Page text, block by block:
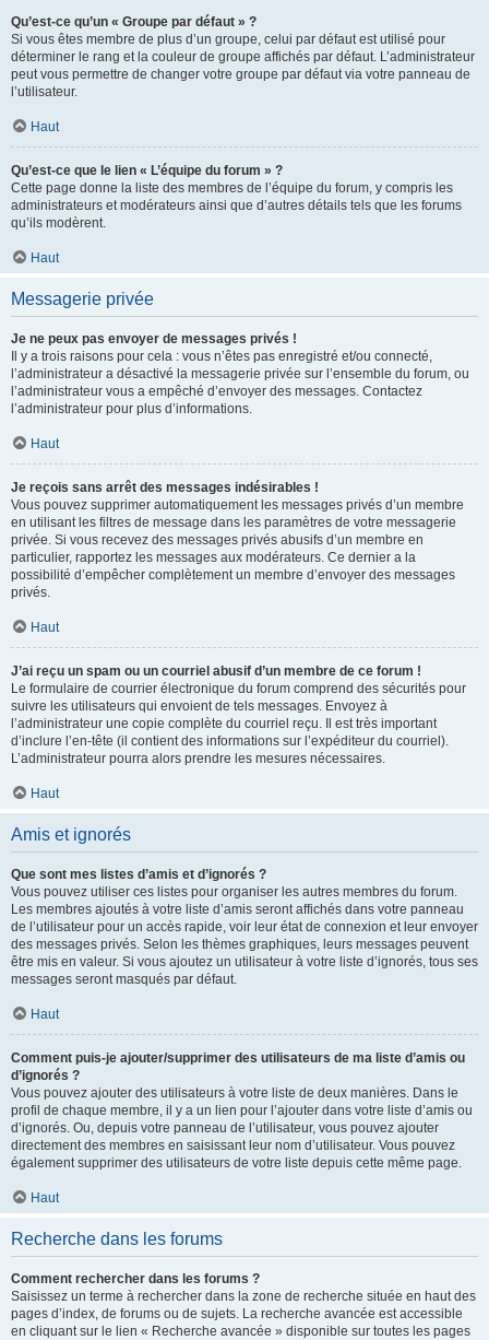
Qu’est-ce qu’un « Groupe par défaut » ?
Si vous êtes membre de plus d’un groupe, celui par défaut est utilisé pour
déterminer le rang et la couleur de groupe affichés par défaut. L’administrateur
peut vous permettre de changer votre groupe par défaut via votre panneau de
l’utilisateur.
Haut
Qu’est-ce que le lien « L’équipe du forum » ?
Cette page donne la liste des membres de l’équipe du forum, y compris les
administrateurs et modérateurs ainsi que d’autres détails tels que les forums
qu’ils modèrent.
Haut
Messagerie privée
Je ne peux pas envoyer de messages privés !
Il y a trois raisons pour cela : vous n’êtes pas enregistré et/ou connecté,
l’administrateur a désactivé la messagerie privée sur l’ensemble du forum, ou
l’administrateur vous a empêché d’envoyer des messages. Contactez
l’administrateur pour plus d’informations.
Haut
Je reçois sans arrêt des messages indésirables !
Vous pouvez supprimer automatiquement les messages privés d’un membre
en utilisant les filtres de message dans les paramètres de votre messagerie
privée. Si vous recevez des messages privés abusifs d’un membre en
particulier, rapportez les messages aux modérateurs. Ce dernier a la
possibilité d’empêcher complètement un membre d’envoyer des messages
privés.
Haut
J’ai reçu un spam ou un courriel abusif d’un membre de ce forum !
Le formulaire de courrier électronique du forum comprend des sécurités pour
suivre les utilisateurs qui envoient de tels messages. Envoyez à
l’administrateur une copie complète du courriel reçu. Il est très important
d’inclure l’en-tête (il contient des informations sur l’expéditeur du courriel).
L’administrateur pourra alors prendre les mesures nécessaires.
Haut
Amis et ignorés
Que sont mes listes d’amis et d’ignorés ?
Vous pouvez utiliser ces listes pour organiser les autres membres du forum.
Les membres ajoutés à votre liste d’amis seront affichés dans votre panneau
de l’utilisateur pour un accès rapide, voir leur état de connexion et leur envoyer
des messages privés. Selon les thèmes graphiques, leurs messages peuvent
être mis en valeur. Si vous ajoutez un utilisateur à votre liste d’ignorés, tous ses
messages seront masqués par défaut.
Haut
Comment puis-je ajouter/supprimer des utilisateurs de ma liste d’amis ou
d’ignorés ?
Vous pouvez ajouter des utilisateurs à votre liste de deux manières. Dans le
profil de chaque membre, il y a un lien pour l’ajouter dans votre liste d’amis ou
d’ignorés. Ou, depuis votre panneau de l’utilisateur, vous pouvez ajouter
directement des membres en saisissant leur nom d’utilisateur. Vous pouvez
également supprimer des utilisateurs de votre liste depuis cette même page.
Haut
Recherche dans les forums
Comment rechercher dans les forums ?
Saisissez un terme à rechercher dans la zone de recherche située en haut des
pages d’index, de forums ou de sujets. La recherche avancée est accessible
en cliquant sur le lien « Recherche avancée » disponible sur toutes les pages